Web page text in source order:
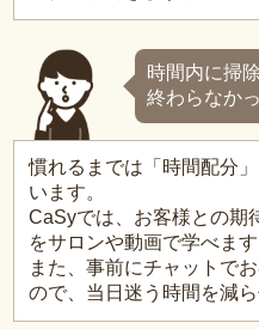
時間内に掃
終わらなか
慣れるまでは「時間配分
います。
CaSyでは、お客様との期
をサロンや動画で学べます
また、事前にチャットで
ので、当日迷う時間を減ら